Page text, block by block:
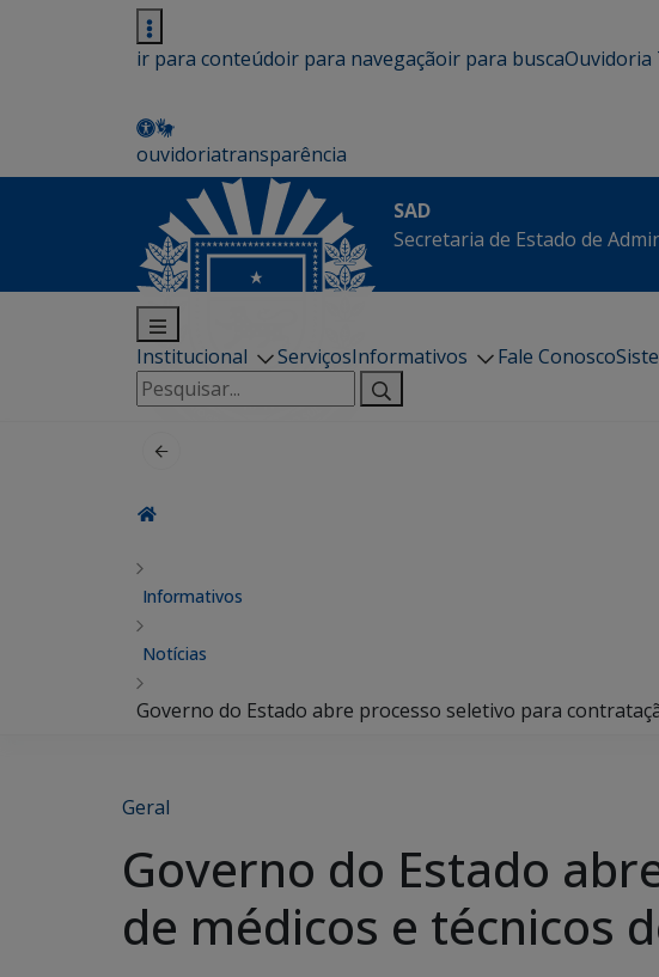
ir para conteúdoir para navegaçãoir para buscaOuvidoria
ouvidoriatransparência
SAD
Secretaria de Estado de
Institucional ServiçosInformativos Fale Conosco
Pesquisar
por:
Informativos
Notícias
Governo do Estado abre processo seletivo para
Geral
Governo do Estado
de médicos e técnicos